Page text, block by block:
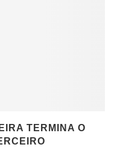
TERMINA O